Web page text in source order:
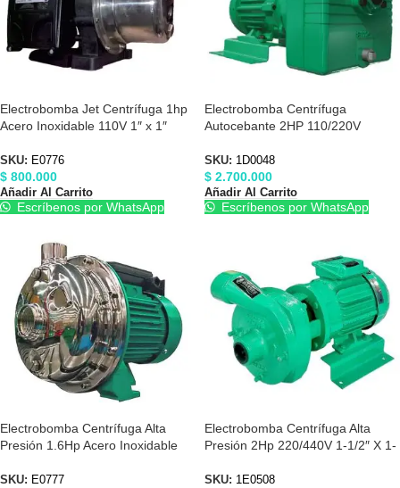
Electrobomba Jet Centrífuga 1hp
Acero Inoxidable 110V 1″ x 1″
SKU: E0776
$ 800.000
Añadir Al Carrito
Escríbenos por WhatsApp
Electrobomba Centrífuga
Autocebante 2HP 110/220V
SKU: 1D0048
$ 2.700.000
Añadir Al Carrito
Escríbenos por WhatsApp
Electrobomba Centrífuga Alta
Presión 1.6Hp Acero Inoxidable
SKU: E0777
Electrobomba Centrífuga Alta
Presión 2Hp 220/440V 1-1/2″ X 1-
SKU: 1E0508